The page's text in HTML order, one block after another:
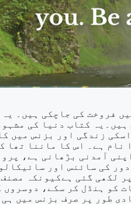
اب تک ڈیڑھ کروڑ سے زائد کتابیں
کتاب دنیا کی
زندگی اور بزنس میں
ہے۔ اس کا ماننا تھا
آمدنی بڑھانی ہے،
کی سائنس اور
لکھی گئی ہےکیونکہ
کو ہنڈل کر سکے، دوسروں
طور پر صرف بزنس میں